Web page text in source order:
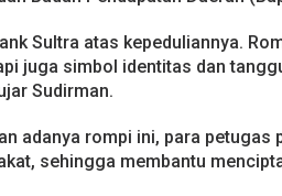
Sultra atas kepeduliannya.
juga simbol identitas dan
Sudirman.
adanya rompi ini, para petugas
sehingga membantu